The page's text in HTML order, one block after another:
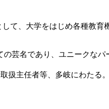
て、大学をはじめ各種教育
芸名であり、ユニークな
扱主任者等、多岐にわたる。